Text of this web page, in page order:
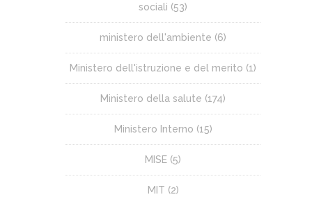
sociali (53)
ministero dell'ambiente (6)
Ministero dell'istruzione e del merito (1)
Ministero della salute (174)
Ministero Interno (15)
MISE (5)
MIT (2)